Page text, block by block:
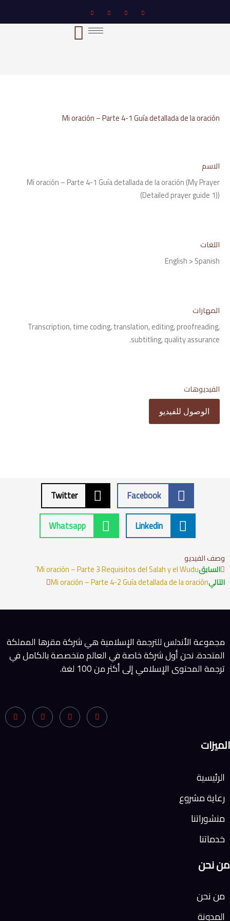
Mi oración – Parte 4-1 Guía detallada de la oración
الاسم
Mi oración – Parte 4-1 Guía detallada de la oración (My Prayer
(Detailed prayer guide 1))
اللغات
English > Spanish
المهارات
Transcription, time coding, translation, editing, proofreading,
subtitling, quality assurance.
الفيديوهات
الوصول للفيديو
Facebook
Twitter
Linkedin
Whatsapp
وصف الفيديو
Prev
السابقMi oración – Parte 3 Requisitos del Salah y el Wudu´
التاليMi oración – Parte 4-2 Guía detallada de la oración
Next
مجموعة الأندلس للترجمة الإسلامية هي شركة مقرها المملكة
المتحدة. نحن أول شركة خاصة في العالم متخصصة بالكامل في
ترجمة المحتوى الإسلامي إلى أكثر من 100 لغة.
الميزات
الرئيسية
رعاية مشروع
منشوراتنا
خدماتنا
من نحن
من نحن
المدونة